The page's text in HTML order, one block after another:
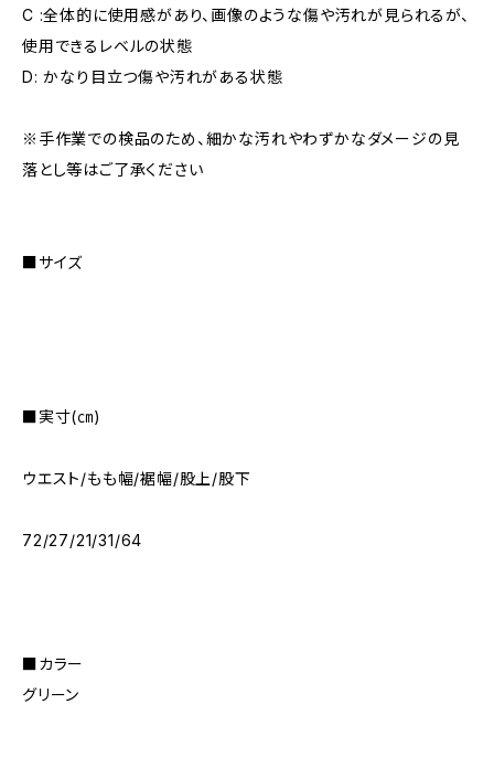
C :全体的に使用感があり、画像のような傷や汚れが見られるが、
使用できるレベルの状態
D: かなり目立つ傷や汚れがある状態
※手作業での検品のため、細かな汚れやわずかなダメージの見
落とし等はご了承ください
■サイズ
■実寸(㎝)
ウエスト/もも幅/裾幅/股上/股下
72/27/21/31/64
■カラー
グリーン